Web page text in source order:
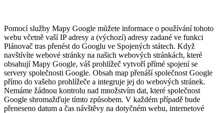
Pomocí služby Mapy Google můžete informace o používání tohoto
webu včetně vaší IP adresy a (výchozí) adresy zadané ve funkci
Plánovač tras přenést do Googlu ve Spojených státech. Když
navštívíte webové stránky na našich webových stránkách, které
obsahují Mapy Google, váš prohlížeč vytvoří přímé spojení se
servery společnosti Google. Obsah map přenáší společnost Google
přímo do vašeho prohlížeče a integruje jej do webových stránek.
Nemáme žádnou kontrolu nad množstvím dat, které společnost
Google shromažďuje tímto způsobem. V každém případě bude
přeneseno datum a čas návštěvy na dotyčném webu, internetové